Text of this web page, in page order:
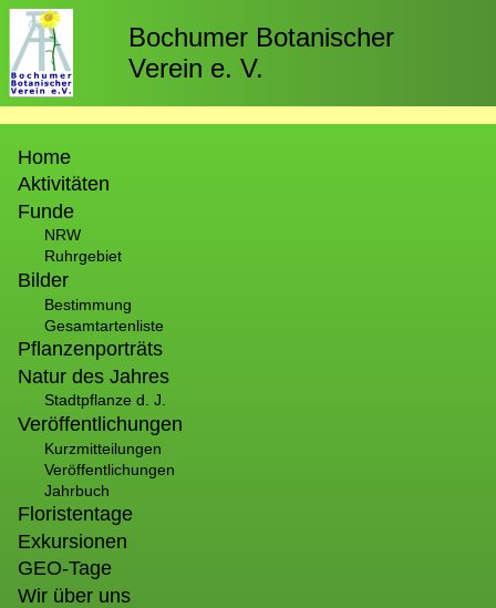
Direkt
zum
Inhalt
Bochumer Botanischer
Verein e. V.
Home
Aktivitäten
Funde
NRW
Ruhrgebiet
Bilder
Bestimmung
Gesamtartenliste
Pflanzenporträts
Natur des Jahres
Stadtpflanze d. J.
Veröffentlichungen
Kurzmitteilungen
Veröffentlichungen
Jahrbuch
Floristentage
Exkursionen
GEO-Tage
Wir über uns